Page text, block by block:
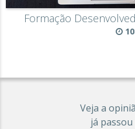
Formação
Veja a
já